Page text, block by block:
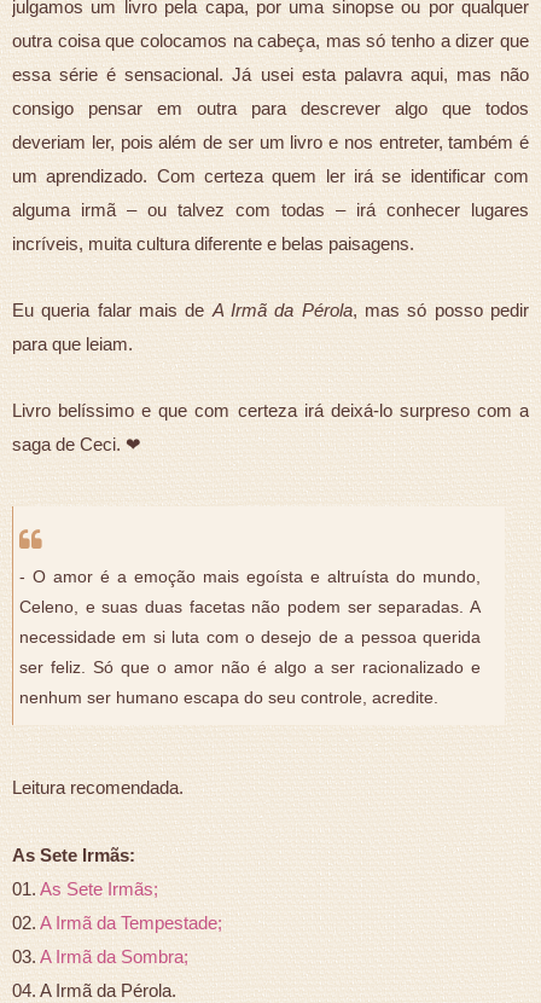
julgamos um livro pela capa, por uma sinopse ou por qualquer
outra coisa que colocamos na cabeça, mas só tenho a dizer que
essa série é sensacional. Já usei esta palavra aqui, mas não
consigo pensar em outra para descrever algo que todos
deveriam ler, pois além de ser um livro e nos entreter, também é
um aprendizado. Com certeza quem ler irá se identificar com
alguma irmã – ou talvez com todas – irá conhecer lugares
incríveis, muita cultura diferente e belas paisagens.
Eu queria falar mais deA Irmã da Pérola, mas só posso pedir
para que leiam.
Livro belíssimo e que com certeza irá deixá-lo surpreso com a
saga de Ceci. ❤
- O amor é a emoção mais egoísta e altruísta do mundo,
Celeno, e suas duas facetas não podem ser separadas. A
necessidade em si luta com o desejo de a pessoa querida
ser feliz. Só que o amor não é algo a ser racionalizado e
nenhum ser humano escapa do seu controle, acredite.
Leitura recomendada.
As Sete Irmãs:
01.As Sete Irmãs;
02.A Irmã da Tempestade;
03.A Irmã da Sombra;
04. A Irmã da Pérola.